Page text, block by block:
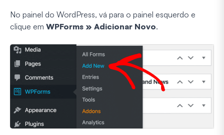
No painel do WordPress, vá para o painel esquerdo e
clique em WPForms » Adicionar Novo.